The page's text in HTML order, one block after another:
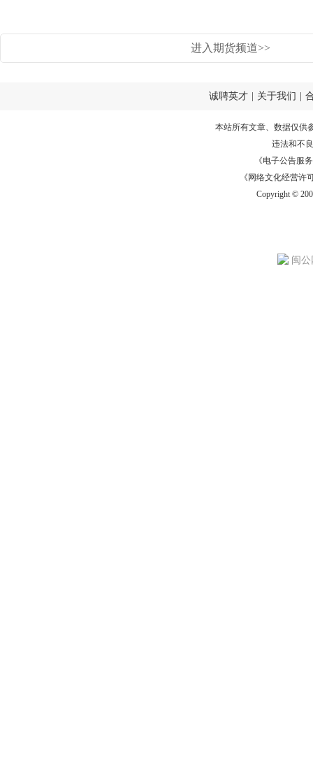
进入期货频道>>
诚聘英才 关于我们
本站所有文章、数据仅供
违法和不
《电子公告服务
《网络文化经营许
Copyright ©
闽公